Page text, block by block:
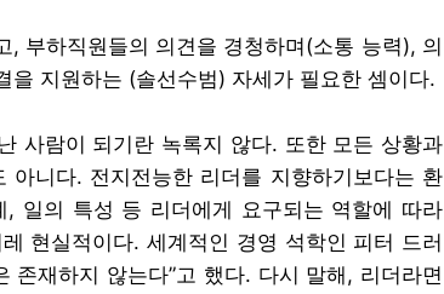
부하직원들의 의견을 경청하며(소통 능력), 의
지원하는 (솔선수범) 자세가 필요한 셈이다.
사람이 되기란 녹록지 않다. 또한 모든 상황과
니다. 전지전능한 리더를 지향하기보다는 환
일의 특성 등 리더에게 요구되는 역할에 따라
현실적이다. 세계적인 경영 석학인 피터 드러
존재하지 않는다”고 했다. 다시 말해, 리더라면